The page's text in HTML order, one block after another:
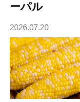
ーパル
2026.07.20